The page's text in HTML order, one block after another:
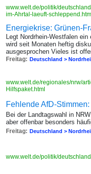
www.welt.de/politik/
im-Ahrtal-laeuft-schleppend.html
Energiekrise: Grünen-
Legt Nordrhein-Westfalen
wird seit Monaten heftig
ausgesprochen Vieles ist
Freitag: Deutschland >
www.welt.de/regionales/nrw/
Hilfspaket.html
Fehlende AfD-
Bei der Landtagswahl in
aber offenbar besonders
Freitag: Deutschland >
www.welt.de/politik/